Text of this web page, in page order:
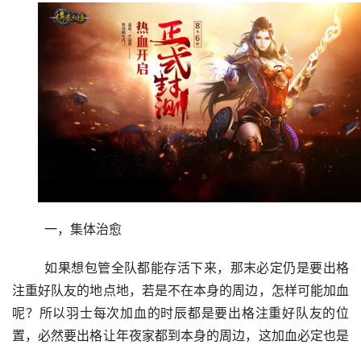
	一，集体治愈
	如果想包管全队都能存活下来，那末必定仍是要出格
注重好队友的地点地，若是不在本身的周边，怎样可能加血
呢？所以羽士每次加血的时辰都是要出格注重好队友的位
置，必然要出格让年夜家都到本身的周边，这加血必定也是